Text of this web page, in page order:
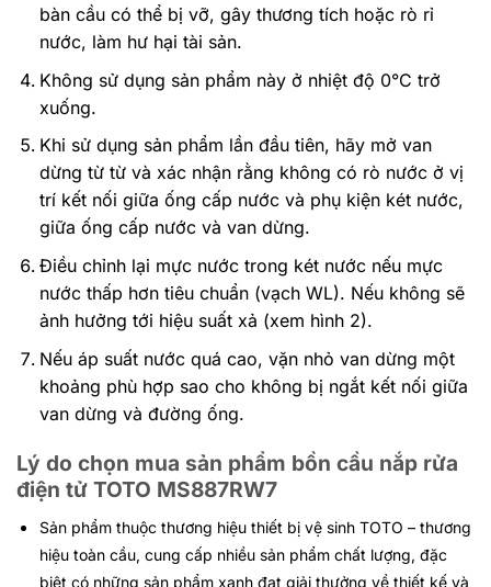
bàn cầu có thể bị vỡ, gây thương tích hoặc rò rỉ
nước, làm hư hại tài sản.
Không sử dụng sản phẩm này ở nhiệt độ 0°C trở
xuống.
Khi sử dụng sản phẩm lần đầu tiên, hãy mở van
dừng từ từ và xác nhận rằng không có rò nước ở vị
trí kết nối giữa ống cấp nước và phụ kiện két nước,
giữa ống cấp nước và van dừng.
Điều chỉnh lại mực nước trong két nước nếu mực
nước thấp hơn tiêu chuẩn (vạch WL). Nếu không sẽ
ảnh hưởng tới hiệu suất xả (xem hình 2).
Nếu áp suất nước quá cao, vặn nhỏ van dừng một
khoảng phù hợp sao cho không bị ngắt kết nối giữa
van dừng và đường ống.
Lý do chọn mua sản phẩm bồn cầu nắp rửa
điện tử TOTO MS887RW7
Sản phẩm thuộc thương hiệu thiết bị vệ sinh TOTO – thương
hiệu toàn cầu, cung cấp nhiều sản phẩm chất lượng, đặc
biệt có những sản phẩm xanh đạt giải thưởng về thiết kế và